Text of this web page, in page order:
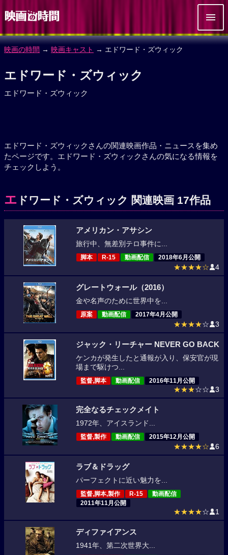
映画の時間 → 映画キャスト → エドワード・ズウィック
エドワード・ズウィック
エドワード・ズウィック
エドワード・ズウィックさんの関連映画作品・ニュースを集め
たページです。エドワード・ズウィックさんの気になる情報を
チェックしよう。
エ ドワード・ズウィック 関連映画 17作品
アメリカン・アサシン
旅行中、無差別テロ事件に...
脚本 R-15 動画配信 2018年6月公開
★★★★☆ 4
グレートウォール（2016）
金や名声のために世界中を...
原案 動画配信 2017年4月公開
★★★★☆ 3
ジャック・リーチャー NEVER GO BACK
ケンカが発生したと通報が入り、保安官が現
場まで駆けつ...
監督,脚本 動画配信 2016年11月公開
★★★☆☆ 3
完全なるチェックメイト
1972年、アイスランド...
監督,製作 動画配信 2015年12月公開
★★★★☆ 6
ラブ＆ドラッグ
パーフェクトに近い魅力を...
監督,脚本,製作 R-15
動画配信
2011年11月公開
★★★★☆ 1
ディファイアンス
1941年、第二次世界大...